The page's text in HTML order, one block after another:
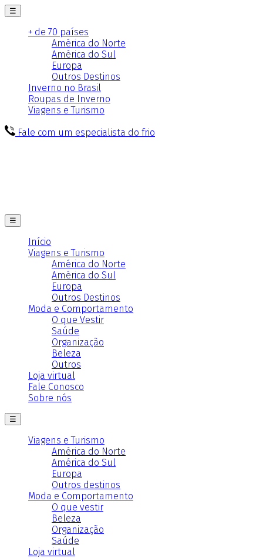
☰
+ de 70 países
América do Norte
América do Sul
Europa
Outros Destinos
Inverno no Brasil
Roupas de Inverno
Viagens e Turismo
Fale com um especialista do frio
☰
Início
Viagens e Turismo
América do Norte
América do Sul
Europa
Outros Destinos
Moda e Comportamento
O que Vestir
Saúde
Organização
Beleza
Outros
Loja virtual
Fale Conosco
Sobre nós
☰
Viagens e Turismo
América do Norte
América do Sul
Europa
Outros destinos
Moda e Comportamento
O que vestir
Beleza
Organização
Saúde
Loja virtual